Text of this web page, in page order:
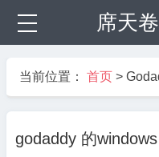
席天
当前位置： 首页 >
godaddy 的